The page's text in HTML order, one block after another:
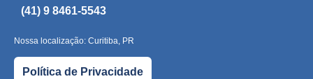
(41) 9 8461-5543
Nossa localização: Curitiba, PR
Política de Privacidade